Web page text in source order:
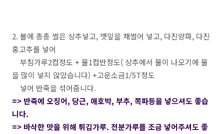
2. 볼에 총총 썰은 상추넣고, 깻잎을 채썰어 넣고, 다진양파, 다진
홍고추를 넣어
부침가루2컵정도 + 물1컵반정도( 상추에서 물이 나오기에 물
을 많이 넣지 않았습니다) +고운소금1/5T정도
넣어 반죽을 섞어줍니다.
=> 반죽에 오징어, 당근, 애호박, 부추, 쪽파등을 넣으셔도 좋습
니다.
=> 바삭한 맛을 위해 튀김가루. 전분가루를 조금 넣어주셔도 좋